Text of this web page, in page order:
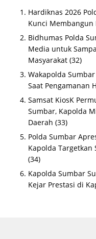
Hardiknas 2026
Kunci
Bidhumas Polda
Media untuk
Masyarakat (32)
Wakapolda
Saat Pengamanan
Samsat KiosK
Sumbar, Kapolda
Daerah (33)
Polda Sumbar
Kapolda Targetkan
(34)
Kapolda Sumbar
Kejar Prestasi di